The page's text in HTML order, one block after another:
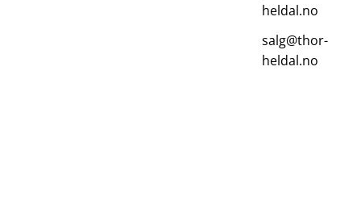
heldal.no
salg@thor-
heldal.no